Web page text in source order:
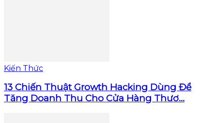
Kiến Thức
13 Chiến Thuật Growth Hacking Dùng Để
Tăng Doanh Thu Cho Cửa Hàng Thươ...